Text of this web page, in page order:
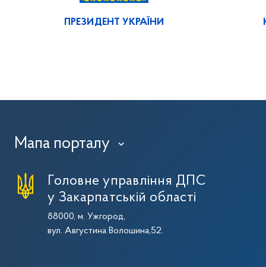
ПРЕЗИДЕНТ УКРАЇНИ
Мапа порталу ›
Головне управління ДПС
у Закарпатській області
88000, м. Ужгород,
вул. Августина Волошина,52.